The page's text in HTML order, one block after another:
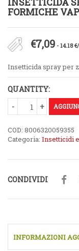
FORMICHE
€7,09 - 14.18
Insetticida spray per
QUANTITY:
COD: 8006320059355
Categoria: Insetticidi
CONDIVIDI
INFORMAZIONI